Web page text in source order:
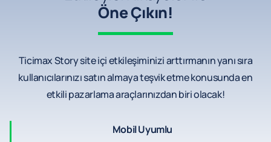
Öne Çıkın!
Ticimax Story site içi etkileşiminizi arttırmanın yanı sıra
kullanıcılarınızı satın almaya teşvik etme konusunda en
etkili pazarlama araçlarınızdan biri olacak!
Mobil Uyumlu